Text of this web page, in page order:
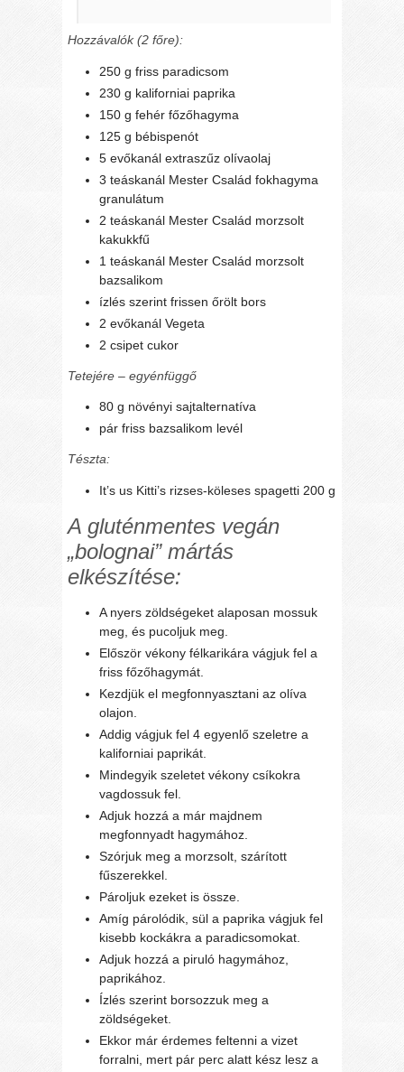
Hozzávalók (2 főre):
250 g friss paradicsom
230 g kaliforniai paprika
150 g fehér főzőhagyma
125 g bébispenót
5 evőkanál extraszűz olívaolaj
3 teáskanál Mester Család fokhagyma
granulátum
2 teáskanál Mester Család morzsolt
kakukkfű
1 teáskanál Mester Család morzsolt
bazsalikom
ízlés szerint frissen őrölt bors
2 evőkanál Vegeta
2 csipet cukor
Tetejére – egyénfüggő
80 g növényi sajtalternatíva
pár friss bazsalikom levél
Tészta:
It’s us Kitti’s rizses-köleses spagetti 200 g
A gluténmentes vegán
„bolognai” mártás
elkészítése:
A nyers zöldségeket alaposan mossuk
meg, és pucoljuk meg.
Először vékony félkarikára vágjuk fel a
friss főzőhagymát.
Kezdjük el megfonnyasztani az olíva
olajon.
Addig vágjuk fel 4 egyenlő szeletre a
kaliforniai paprikát.
Mindegyik szeletet vékony csíkokra
vagdossuk fel.
Adjuk hozzá a már majdnem
megfonnyadt hagymához.
Szórjuk meg a morzsolt, szárított
fűszerekkel.
Pároljuk ezeket is össze.
Amíg párolódik, sül a paprika vágjuk fel
kisebb kockákra a paradicsomokat.
Adjuk hozzá a piruló hagymához,
paprikához.
Ízlés szerint borsozzuk meg a
zöldségeket.
Ekkor már érdemes feltenni a vizet
forralni, mert pár perc alatt kész lesz a